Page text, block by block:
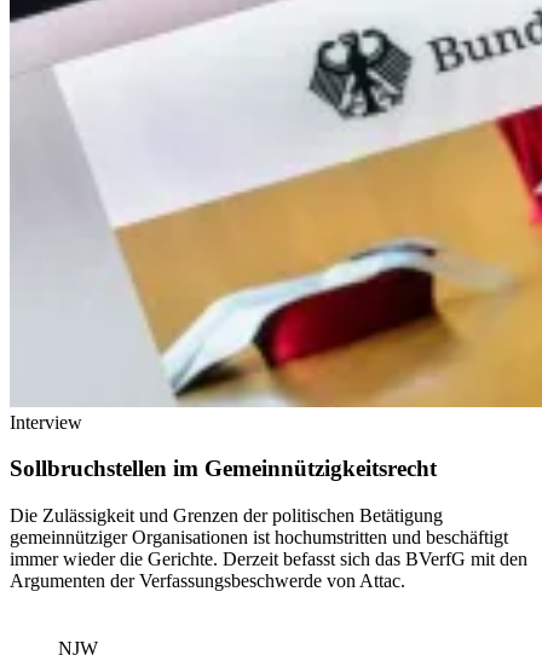
Interview
Sollbruchstellen im Gemeinnützigkeitsrecht
Die Zulässigkeit und Grenzen der politischen Betätigung
gemeinnütziger Organisationen ist hochumstritten und beschäftigt
immer wieder die Gerichte. Derzeit befasst sich das BVerfG mit den
Argumenten der Verfassungsbeschwerde von Attac.
NJW